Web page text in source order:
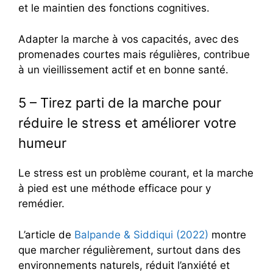
et le maintien des fonctions cognitives.
Adapter la marche à vos capacités, avec des
promenades courtes mais régulières, contribue
à un vieillissement actif et en bonne santé.
5 – Tirez parti de la marche pour
réduire le stress et améliorer votre
humeur
Le stress est un problème courant, et la marche
à pied est une méthode efficace pour y
remédier.
L’article de Balpande & Siddiqui (2022) montre
que marcher régulièrement, surtout dans des
environnements naturels, réduit l’anxiété et